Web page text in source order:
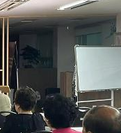
지
확